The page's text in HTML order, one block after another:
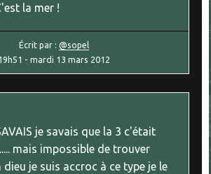
la mer !
Écrit par : @sopel
- mardi 13 mars 2012
je savais que la 3 c'était
mais impossible de trouver
je suis accroc à ce type je le